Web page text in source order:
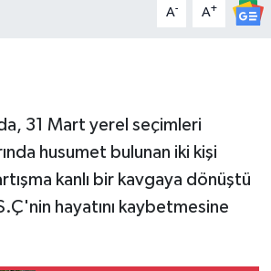
A- A+
31 Mart yerel seçimleri
husumet bulunan iki kişi
kanlı bir kavgaya dönüştü
hayatını kaybetmesine